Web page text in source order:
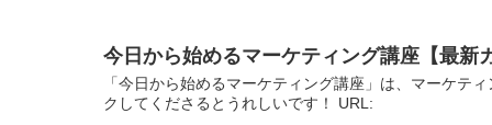
今日から始めるマーケティング講座【最新
「今日から始めるマーケティング講座」は、マーケテ
クしてくださるとうれしいです！ URL: